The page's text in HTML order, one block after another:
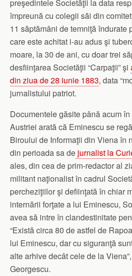
preşedintele Societăţii la data
împreună cu colegii săi din
11 săptămâni de temniţă îndurate
care este achitat i-au adus şi
moare, la 30 de ani, cu doar trei
desfiinţarea Societăţii “Carpaţii” şi
din ziua de 28 iunie 1883, data
jurnalistului patriot.
Documentele găsite până acum
Austriei arată că Eminescu se
Biroului de Informaţii din Viena în
din perioada sa de jurnalist la
ales, din cea de prim-redactor al
militant naţionalist în cadrul
percheziţiilor şi defiinţată în chiar
internării forţate a lui Eminescu,
avea să intre în clandestinitate
“Există circa 80 de astfel de
lui Eminescu, dar cu siguranţă
alte arhive decât cele de la
Georgescu.